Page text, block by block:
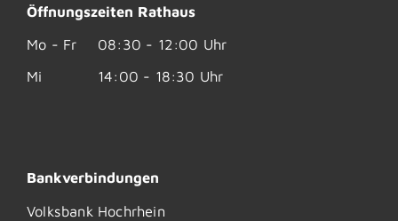
Öffnungszeiten Rathaus
Mo - Fr
08:30 - 12:00 Uhr
Mi
14:00 - 18:30 Uhr
Bankverbindungen
Volksbank Hochrhein